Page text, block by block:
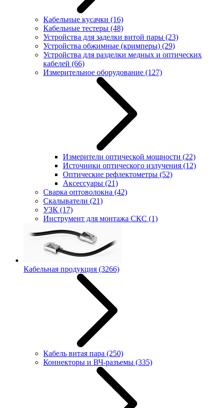
Кабельные кусачки (16)
Кабельные тестеры (48)
Устройства для заделки витой пары (23)
Устройства обжимные (кримперы) (29)
Устройства для разделки медных и оптических
кабелей (66)
Измерительное оборудование (127)
Измерители оптической мощности (22)
Источники оптического излучения (12)
Оптические рефлектометры (52)
Аксессуары (21)
Сварка оптоволокна (42)
Скалыватели (21)
УЗК (17)
Инструмент для монтажа СКС (1)
Кабельная продукция (3266)
Кабель витая пара (250)
Коннекторы и ВЧ-разъемы (335)